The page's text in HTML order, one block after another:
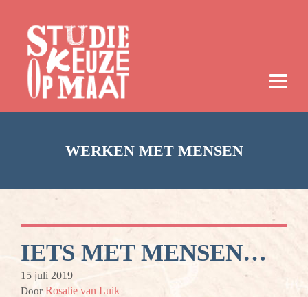
WERKEN MET MENSEN
IETS MET MENSEN…
15 juli 2019
Door Rosalie van Luik